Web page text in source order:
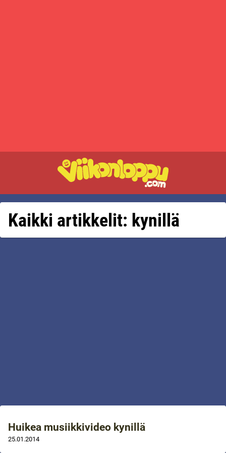
Kaikki artikkelit: kynillä
Huikea musiikkivideo kynillä
25.01.2014